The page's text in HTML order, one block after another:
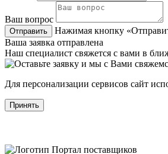
Ваш вопрос
Отправить Нажимая кнопку
Ваша заявка отправлена
Наш специалист свяжется с вами в
Для персонализации сервисов сайт
Принять